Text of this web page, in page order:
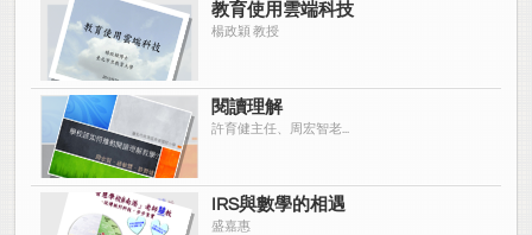
教育使用雲端科技
楊政穎 教授
閱讀理解
許育健主任、周宏智老...
IRS與數學的相遇
盛嘉惠